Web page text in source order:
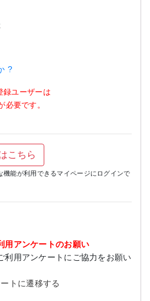
?
録ユーザーは
必要です。
こちら
機能が利用できるマイページにログインで
用アンケートのお願い
利用アンケートにご協力をお願い
トに遷移する